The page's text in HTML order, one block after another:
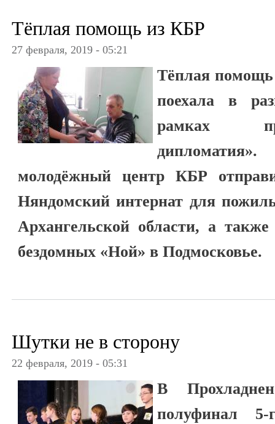
Тёплая помощь из КБР
27 февраля, 2019 - 05:21
Тёплая
поехала в
рамках
дипломатия».
молодёжный центр КБР
Няндомский интернат для
Архангельской области, а
бездомных «Ной» в Подмосковье.
Шутки не в сторону
22 февраля, 2019 - 05:31
В
полуфинал